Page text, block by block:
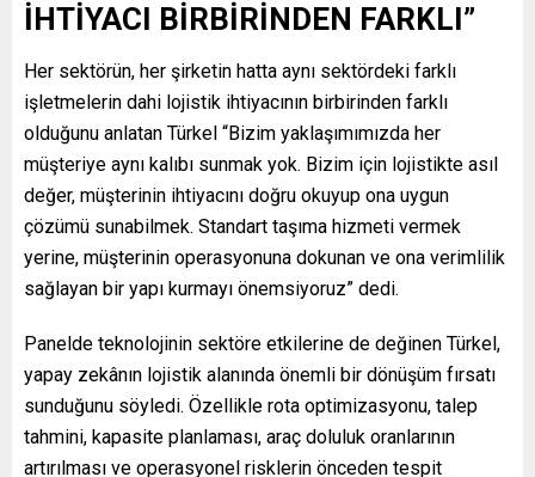
İHTİYACI BİRBİRİNDEN FARKLI”
Her sektörün, her şirketin hatta aynı sektördeki farklı
işletmelerin dahi lojistik ihtiyacının birbirinden farklı
olduğunu anlatan Türkel “Bizim yaklaşımımızda her
müşteriye aynı kalıbı sunmak yok. Bizim için lojistikte asıl
değer, müşterinin ihtiyacını doğru okuyup ona uygun
çözümü sunabilmek. Standart taşıma hizmeti vermek
yerine, müşterinin operasyonuna dokunan ve ona verimlilik
sağlayan bir yapı kurmayı önemsiyoruz” dedi.
Panelde teknolojinin sektöre etkilerine de değinen Türkel,
yapay zekânın lojistik alanında önemli bir dönüşüm fırsatı
sunduğunu söyledi. Özellikle rota optimizasyonu, talep
tahmini, kapasite planlaması, araç doluluk oranlarının
artırılması ve operasyonel risklerin önceden tespit